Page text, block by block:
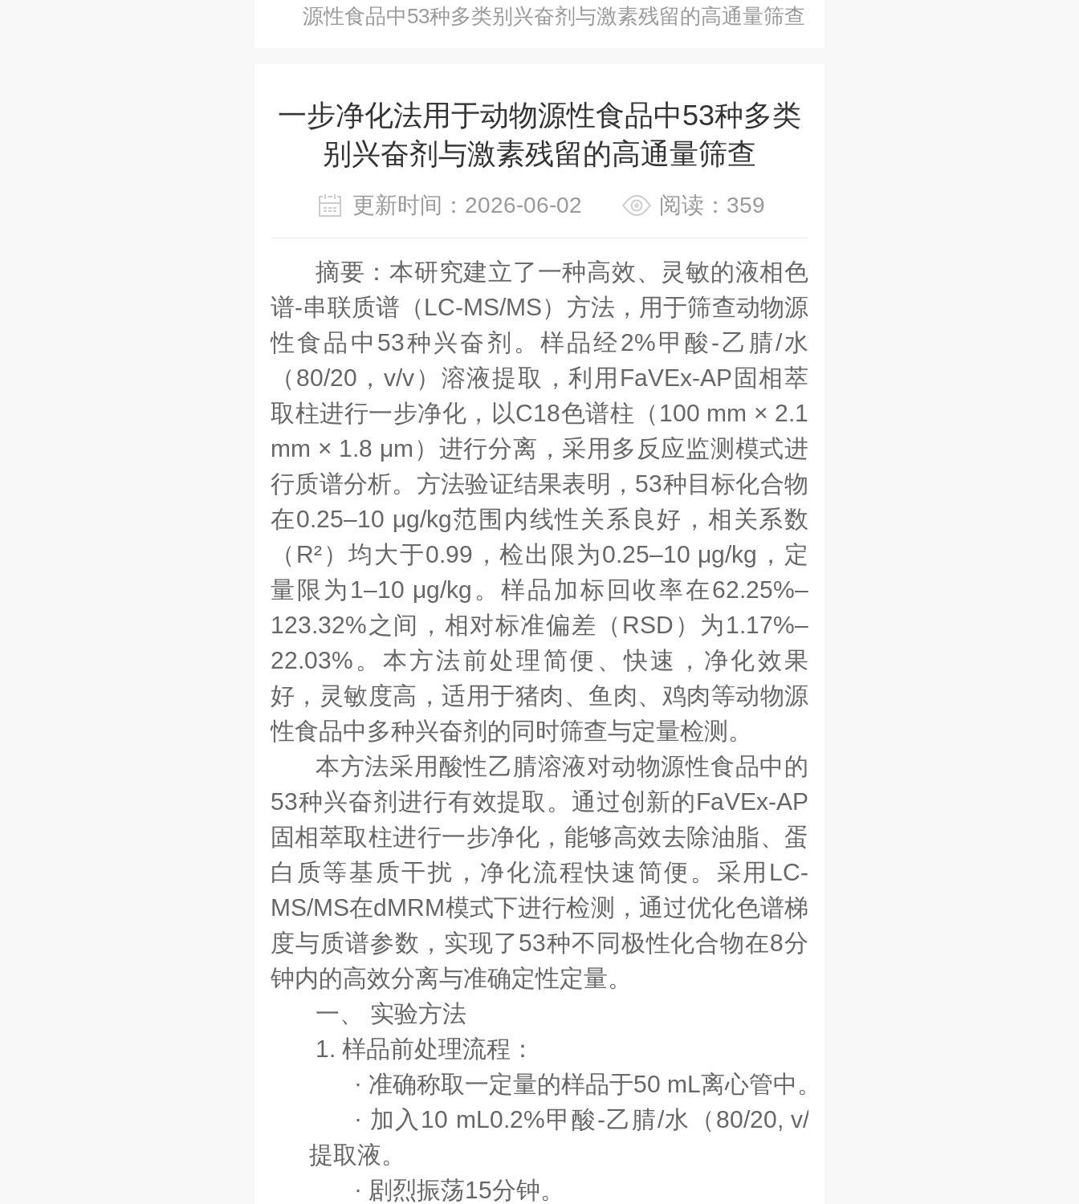
源性食品中53种多类别兴奋剂与激素残留的高通量筛查
一步净化法用于动物源性食品中53种多类
别兴奋剂与激素残留的高通量筛查
更新时间：2026-06-02 阅读：359
摘要：本研究建立了一种高效、灵敏的液相色
谱-串联质谱（LC-MS/MS）方法，用于筛查动物源
性食品中53种兴奋剂。样品经2%甲酸-乙腈/水
（80/20，v/v）溶液提取，利用FaVEx-AP固相萃
取柱进行一步净化，以C18色谱柱（100 mm × 2.1
mm × 1.8 μm）进行分离，采用多反应监测模式进
行质谱分析。方法验证结果表明，53种目标化合物
在0.25–10 μg/kg范围内线性关系良好，相关系数
（R²）均大于0.99，检出限为0.25–10 μg/kg，定
量限为1–10 μg/kg。样品加标回收率在62.25%–
123.32%之间，相对标准偏差（RSD）为1.17%–
22.03%。本方法前处理简便、快速，净化效果
好，灵敏度高，适用于猪肉、鱼肉、鸡肉等动物源
性食品中多种兴奋剂的同时筛查与定量检测。
本方法采用酸性乙腈溶液对动物源性食品中的
53种兴奋剂进行有效提取。通过创新的FaVEx-AP
固相萃取柱进行一步净化，能够高效去除油脂、蛋
白质等基质干扰，净化流程快速简便。采用 LC-
MS/MS在dMRM模式下进行检测，通过优化色谱梯
度与质谱参数，实现了53种不同极性化合物在8分
钟内的高效分离与准确定性定量。
一、
实验方法
1. 样品前处理流程：
· 准确称取一定量的样品于50 mL离心管中。
· 加入 10 mL0.2%甲酸-乙腈/水（80/20, v/v）
提取液。
· 剧烈振荡15分钟。